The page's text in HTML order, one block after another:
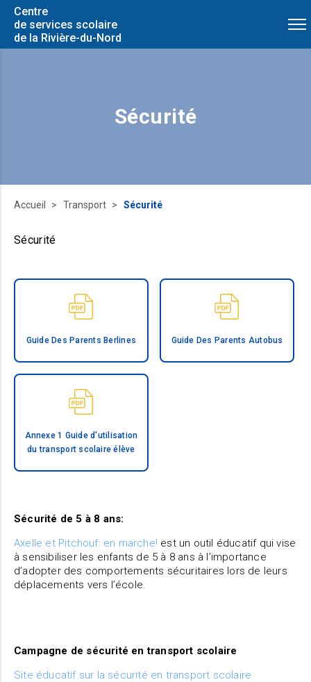
Centre
de services scolaire
de la Rivière-du-Nord
Sécurité
Accueil Transport Sécurité
Sécurité
Guide Des Parents Berlines Guide Des Parents Autobus
Annexe 1 Guide d'utilisation
du transport scolaire élève
Sécurité de 5 à 8 ans:
Axelle et Pitchouf: en marche! est un outil éducatif qui vise
à sensibiliser les enfants de 5 à 8 ans à l’importance
d’adopter des comportements sécuritaires lors de leurs
déplacements vers l’école.
Campagne de sécurité en transport scolaire
Site éducatif sur la sécurité en transport scolaire